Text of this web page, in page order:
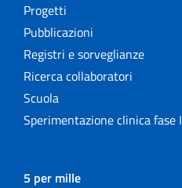
Progetti
Pubblicazioni
Registri e sorveglianze
Ricerca collaboratori
Scuola
Sperimentazione clinica fase I
5 per mille